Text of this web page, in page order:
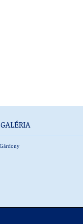
GALÉRIA